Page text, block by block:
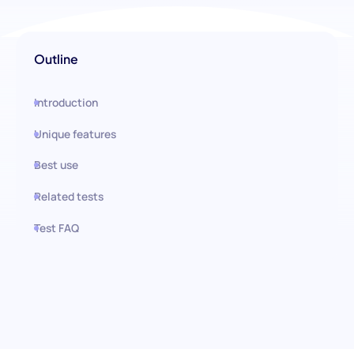
Outline
Introduction
Unique features
Best use
Related tests
Test FAQ